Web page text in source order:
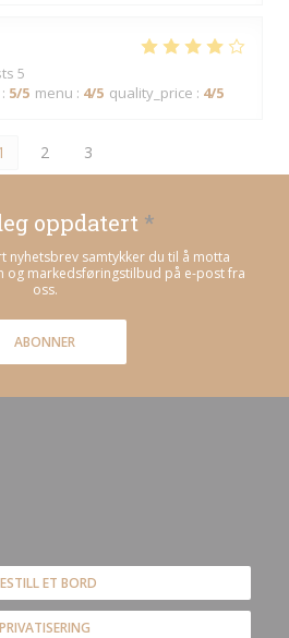
5
: 5/5 menu : 4/5 quality_price : 4/5
2 3
oppdatert *
nyhetsbrev samtykker du til å motta
og markedsføringstilbud på e-post fra
oss.
ABONNER
i et nytt vindu))
ET BORD
PRIVATISERING